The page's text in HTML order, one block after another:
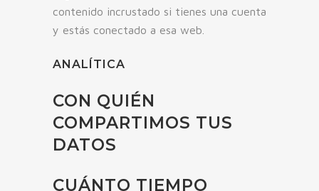
contenido incrustado si tienes una cuenta
y estás conectado a esa web.
ANALÍTICA
CON QUIÉN
COMPARTIMOS TUS
DATOS
CUÁNTO TIEMPO